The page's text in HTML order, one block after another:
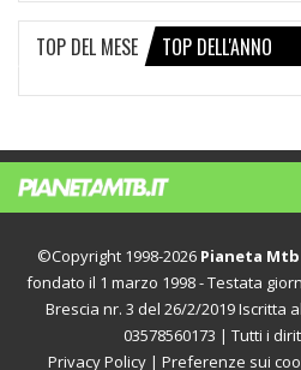
TOP DEL MESE TOP DELL'ANNO
©Copyright 1998-2026 Pianeta
fondato il 1 marzo 1998 - Testata
Brescia nr. 3 del 26/2/2019 Iscritta
03578560173 | Tutti i
Privacy Policy| Preferenze sui